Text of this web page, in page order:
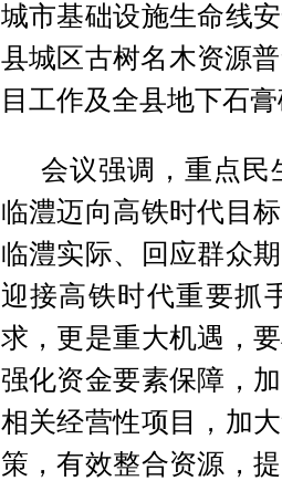
城市基础设施生命线
县城区古树名木资源
目工作及全县地下石
会议强调，重点民
临澧迈向高铁时代目
临澧实际、回应群众
迎接高铁时代重要抓
求，更是重大机遇，
强化资金要素保障，
相关经营性项目，加
策，有效整合资源，